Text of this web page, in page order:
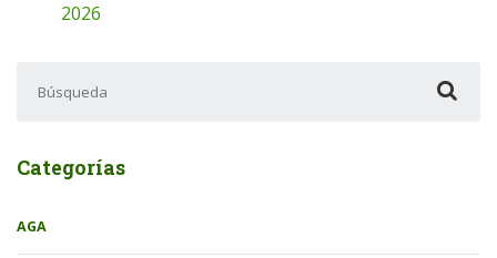
2026
Categorías
AGA